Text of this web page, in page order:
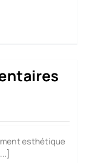
esthétique